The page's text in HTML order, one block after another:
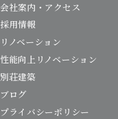
会社案内・アクセス
採用情報
リノベーション
性能向上リノベーション
別荘建築
ブログ
プライバシーポリシー